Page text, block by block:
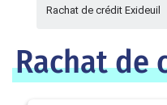
Rachat de crédit Exideuil
Rachat de